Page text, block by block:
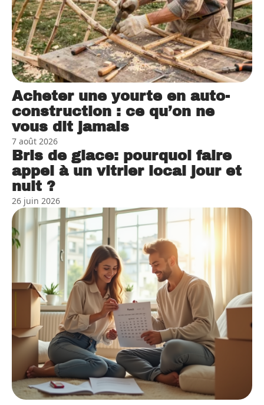
Acheter une yourte en auto-
construction : ce qu’on ne
vous dit jamais
7 août 2026
Bris de glace: pourquoi faire
appel à un vitrier local jour et
nuit ?
26 juin 2026